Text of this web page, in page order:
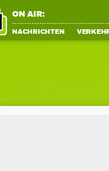
ON AIR:
NACHRICHTEN